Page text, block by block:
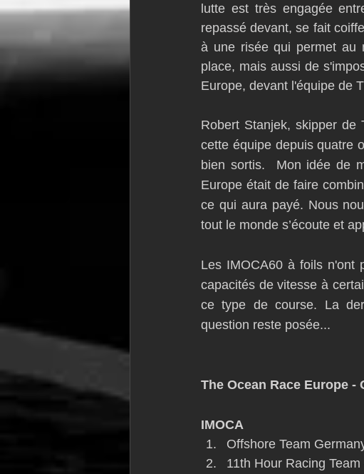
lutte est très engagée
repassé devant, se fait
à une risée qui permet au
place, mais aussi de
Europe, devant l'équipe de
Robert Stanjek, skipper de
cette équipe depuis quatre
bien sortis.  Mon idée de
Europe était de faire
ce qui aura payé. Nous
tout le monde s’écoute et
Les IMOCA60 à foils n'ont
capacités de vitesse à
ce type de course. La
question reste posée...
The Ocean Race Europe -
IMOCA
Offshore Team
11th Hour Racing